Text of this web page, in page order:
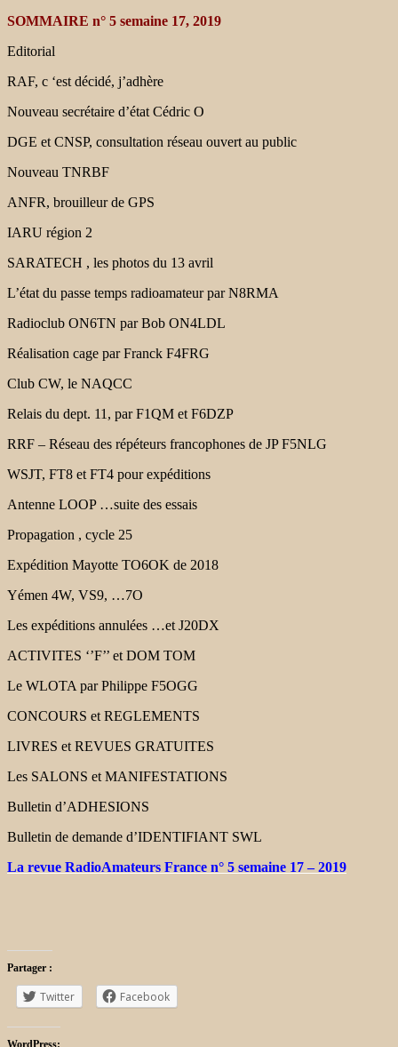
SOMMAIRE n° 5 semaine 17, 2019
Editorial
RAF, c ‘est décidé, j’adhère
Nouveau secrétaire d’état Cédric O
DGE et CNSP, consultation réseau ouvert au public
Nouveau TNRBF
ANFR, brouilleur de GPS
IARU région 2
SARATECH , les photos du 13 avril
L’état du passe temps radioamateur par N8RMA
Radioclub ON6TN par Bob ON4LDL
Réalisation cage par Franck F4FRG
Club CW, le NAQCC
Relais du dept. 11, par F1QM et F6DZP
RRF – Réseau des répéteurs francophones de JP F5NLG
WSJT, FT8 et FT4 pour expéditions
Antenne LOOP …suite des essais
Propagation , cycle 25
Expédition Mayotte TO6OK de 2018
Yémen 4W, VS9, …7O
Les expéditions annulées …et J20DX
ACTIVITES ‘’F’’ et DOM TOM
Le WLOTA par Philippe F5OGG
CONCOURS et REGLEMENTS
LIVRES et REVUES GRATUITES
Les SALONS et MANIFESTATIONS
Bulletin d’ADHESIONS
Bulletin de demande d’IDENTIFIANT SWL
La revue RadioAmateurs France n° 5 semaine 17 – 2019
Partager :
Twitter Facebook
WordPress: